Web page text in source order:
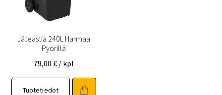
Jäteastia 240L Harmaa
Pyörillä
79,00 € / kpl
Tuotetiedot